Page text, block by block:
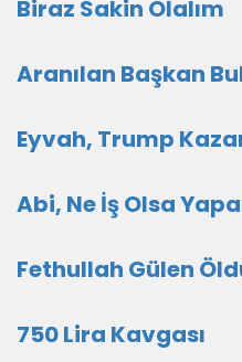
Biraz Sakin Olalım
Aranılan Başkan
Eyvah, Trump
Abi, Ne İş Olsa
Fethullah Gülen
750 Lira Kavgası